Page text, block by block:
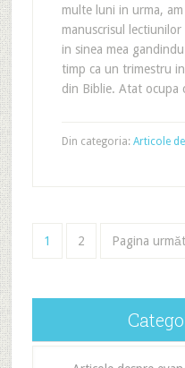
multe luni in urma,
manuscrisul
in sinea mea
timp ca un trimestru
din Biblie. Atat ocupa
Din categoria: Articole
1 2 Pagina